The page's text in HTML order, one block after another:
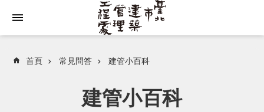
首頁 常見問答 建管小百科
建管小百科